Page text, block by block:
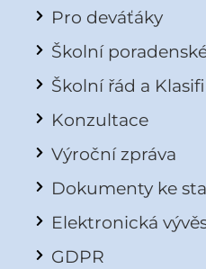
Pro deváťáky
Školní
Školní řád a
Konzultace
Výroční zpráva
Dokumenty ke
Elektronická
GDPR